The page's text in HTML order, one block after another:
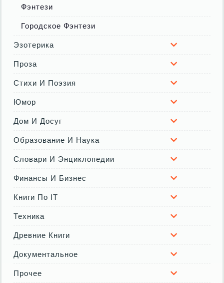
Фэнтези
Городское Фэнтези
Эзотерика
Проза
Стихи И Поэзия
Юмор
Дом И Досуг
Образование И Наука
Словари И Энциклопедии
Финансы И Бизнес
Книги По IT
Техника
Древние Книги
Документальное
Прочее